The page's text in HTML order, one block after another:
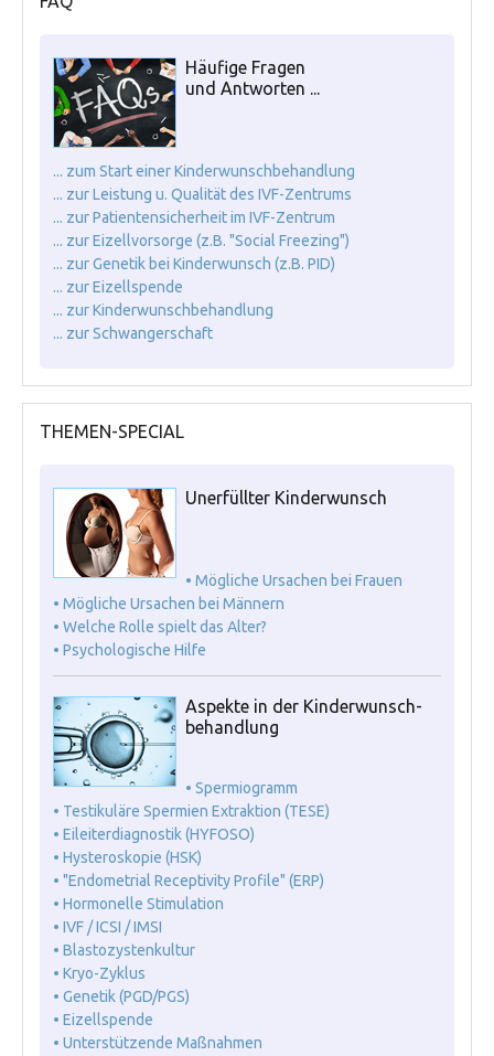
Häufige Fragen
und Antworten ...
... zum Start einer Kinderwunschbehandlung
... zur Leistung u. Qualität des IVF-Zentrums
... zur Patientensicherheit im IVF-Zentrum
... zur Eizellvorsorge (z.B. "Social Freezing")
... zur Genetik bei Kinderwunsch (z.B. PID)
... zur Eizellspende
... zur Kinderwunschbehandlung
... zur Schwangerschaft
THEMEN-SPECIAL
Unerfüllter Kinderwunsch
• Mögliche Ursachen bei Frauen
• Mögliche Ursachen bei Männern
• Welche Rolle spielt das Alter?
• Psychologische Hilfe
Aspekte in der Kinderwunsch-
behandlung
• Spermiogramm
• Testikuläre Spermien Extraktion (TESE)
• Eileiterdiagnostik (HYFOSO)
• Hysteroskopie (HSK)
• "Endometrial Receptivity Profile" (ERP)
• Hormonelle Stimulation
• IVF / ICSI / IMSI
• Blastozystenkultur
• Kryo-Zyklus
• Genetik (PGD/PGS)
• Eizellspende
• Unterstützende Maßnahmen